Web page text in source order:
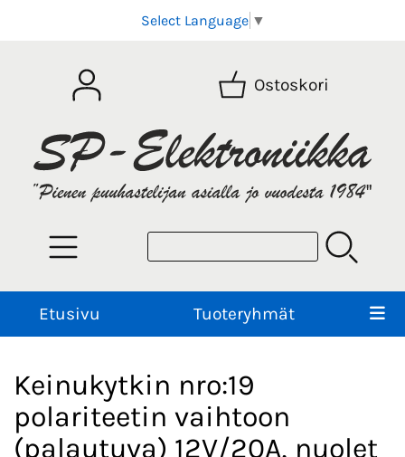
Select Language ▼
Ostoskori
Etusivu Tuoteryhmät
Keinukytkin nro:19
polariteetin vaihtoon
(palautuva) 12V/20A, nuolet